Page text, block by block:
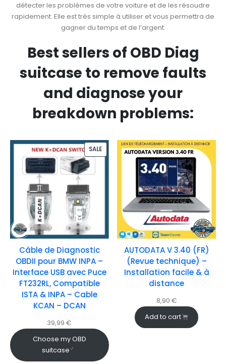
détecter les problèmes de votre voiture et de les résoudre
rapidement. Elle est très simple à utiliser et vous permettra de
gagner du temps et de l’argent.
Best sellers of OBD Diag
suitcase to remove faults
and diagnose your
breakdown problems:
SALE
Câble de Diagnostic
OBDII pour BMW INPA –
Interface USB avec Puce
FT232RL, Compatible
ISTA & INPA – Cable
KCAN – DCAN
39,99€
Choose my OBD
suitcase
AUTODATA V 3.40 (FR)
(Revue technique) –
Installation facile & à
distance
8,90 €
Add to cart